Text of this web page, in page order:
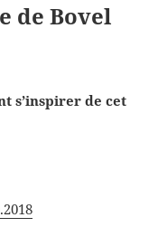
de Bovel
s’inspirer de cet